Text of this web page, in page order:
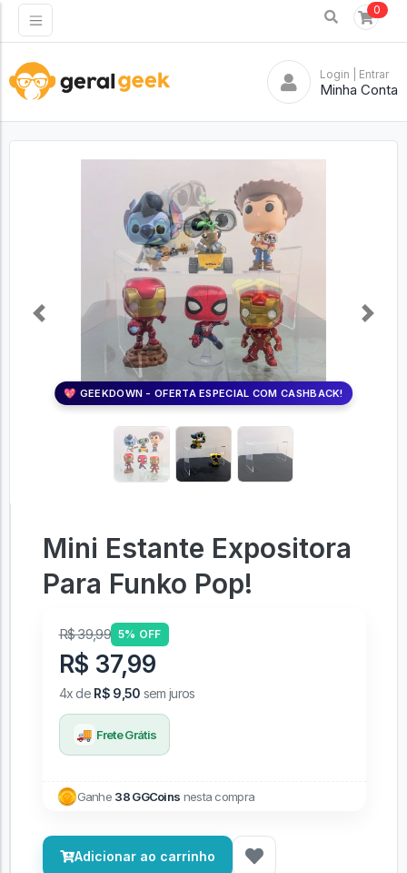
0
Login | Entrar
Minha Conta
💖 GEEKDOWN - OFERTA ESPECIAL COM CASHBACK!
Previous Next
Mini Estante Expositora
Para Funko Pop!
R$ 39,99 5% OFF
R$ 37,99
4x de R$ 9,50 sem juros
🚚 Frete Grátis
Ganhe 38 GGCoins nesta compra
Adicionar ao carrinho